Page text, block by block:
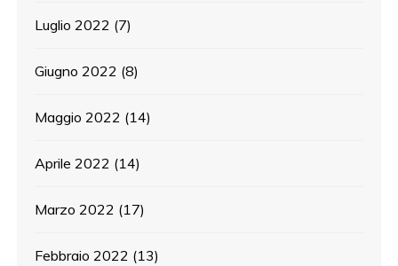
Luglio 2022 (7)
Giugno 2022 (8)
Maggio 2022 (14)
Aprile 2022 (14)
Marzo 2022 (17)
Febbraio 2022 (13)